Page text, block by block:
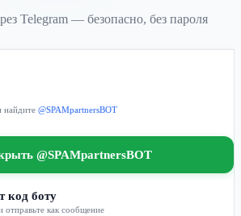
Telegram — безопасно, без пароля
найдите @SPAMpartnersBOT
@SPAMpartnersBOT
код боту
отправьте как сообщение